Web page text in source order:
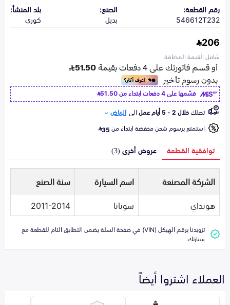
رقم القطعة:
546612T232
الصنع:
بديل
بلد المنشأ:
كوري
206
شامل القيمة المضافة
قسّمها على 4 دفعات ابتداء من
51.50
تصلكخلال 2 - 5 أيام عمل الى الرياض
استمتع برسوم شحن مخفضة ابتداء من35
توافقية القطعة عروض أخرى (3)
الشركة المصنعة اسم السيارة
سنة الصنع
هونداي
سوناتا 2011-2014
تزويدنا برقم الهيكل (VIN) في صفحة السلة يضمن التطابق التام للقطعة مع
سيارتك
العملاء اشتروا أيضاً